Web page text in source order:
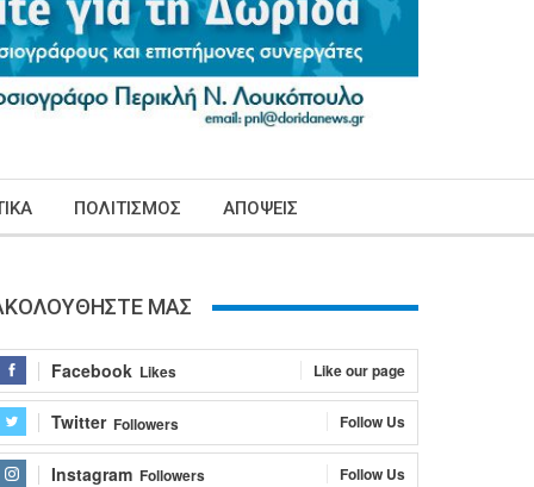
ΠΟΛΙΤΙΣΜΟΣ ΑΠΟΨΕΙΣ
ΜΑΣ
Facebook Likes Like our page
Twitter Followers Follow Us
Instagram Followers Follow Us